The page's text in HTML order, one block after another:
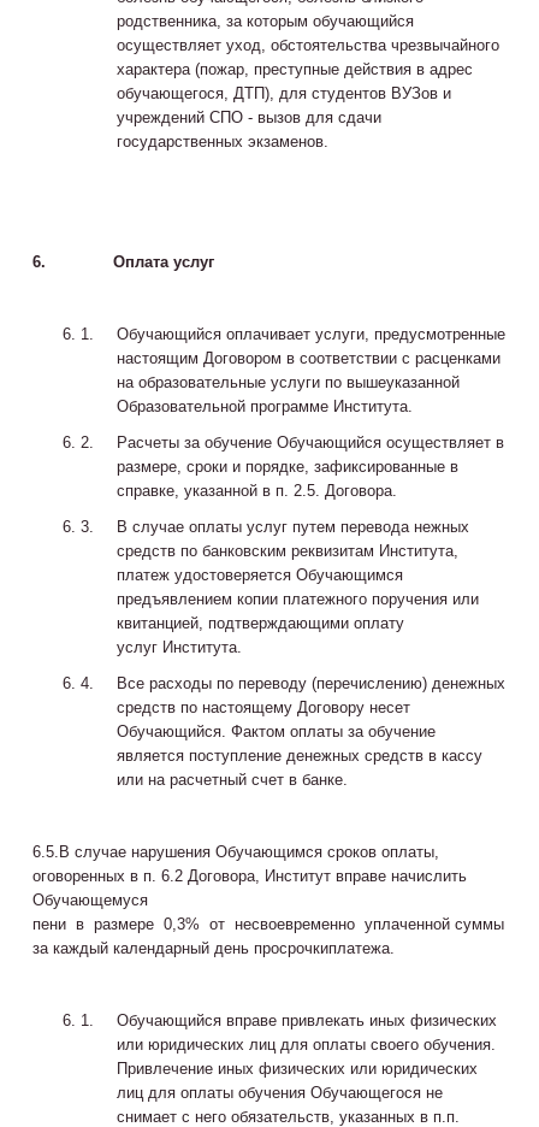
родственника, за которым обучающийся
осуществляет уход, обстоятельства чрезвычайного
характера (пожар, преступные действия в адрес
обучающегося, ДТП), для студентов ВУЗов и
учреждений СПО - вызов для сдачи
государственных экзаменов.
6. Оплата услуг
Обучающийся оплачивает услуги, предусмотренные
настоящим Договором в соответствии с расценками
на образовательные услуги по вышеуказанной
Образовательной программе Института.
Расчеты за обучение Обучающийся осуществляет в
размере, сроки и порядке, зафиксированные в
справке, указанной в п. 2.5. Договора.
В случае оплаты услуг путем перевода нежных
средств по банковским реквизитам Института,
платеж удостоверяется Обучающимся
предъявлением копии платежного поручения или
квитанцией, подтверждающими оплату
услуг Института.
Все расходы по переводу (перечислению) денежных
средств по настоящему Договору несет
Обучающийся. Фактом оплаты за обучение
является поступление денежных средств в кассу
или на расчетный счет в банке.
6.5.В случае нарушения Обучающимся сроков оплаты,
оговоренных в п. 6.2 Договора, Институт вправе начислить
Обучающемуся
пени в размере 0,3% от несвоевременно уплаченной суммы
за каждый календарный день просрочкиплатежа.
Обучающийся вправе привлекать иных физических
или юридических лиц для оплаты своего обучения.
Привлечение иных физических или юридических
лиц для оплаты обучения Обучающегося не
снимает с него обязательств, указанных в п.п.